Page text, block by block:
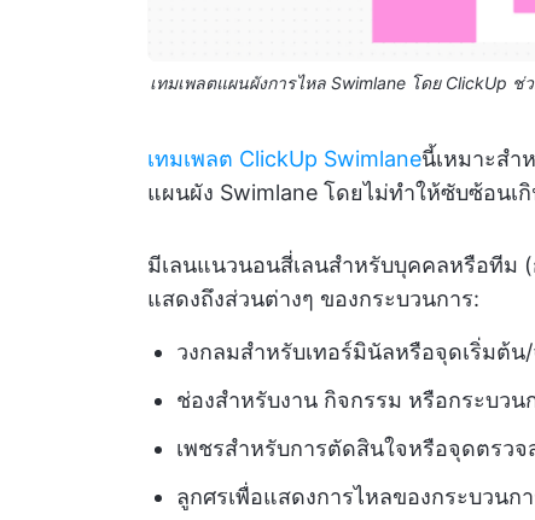
เทมเพลตแผนผังการไหล Swimlane โดย ClickUp
เทมเพลต ClickUp Swimlaneนี้เหมาะสำ
แผนผัง Swimlane โดยไม่ทำให้ซับซ้อนเ
มีเลนแนวนอนสี่เลนสำหรับบุคคลหรือทีม
แสดงถึงส่วนต่างๆ ของกระบวนการ:
วงกลมสำหรับเทอร์มินัลหรือจุดเริ่มต้
ช่องสำหรับงาน กิจกรรม หรือกระบวน
เพชรสำหรับการตัดสินใจหรือจุดตรวจ
ลูกศรเพื่อแสดงการไหลของกระบวนก